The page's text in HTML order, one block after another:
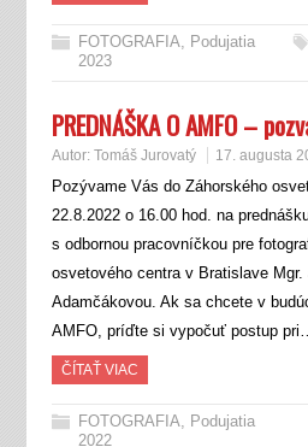
FOTOGRAFIA, Podujatia
2023
PREDNÁŠKA O AMFO –
Autor: Tomáš Jurovatý 17. augusta
Pozývame Vás do Záhorského
22.8.2022 o 16.00 hod. na
s odbornou pracovníčkou pre
osvetového centra v Bratislave Mgr.
Adamčákovou. Ak sa chcete v
AMFO, príďte si vypočuť postup
ČÍTAŤ VIAC
FOTOGRAFIA, Podujatia
2022